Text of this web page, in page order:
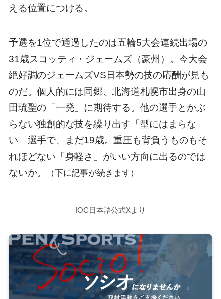
える位置につける。
予選を1位で通過したのは五輪5大会連続出場の
31歳スコッティ・ジェームズ（豪州）。今大会
絶好調のジェームズVS日本勢の技の応酬が見も
のだ。個人的には同郷、北海道札幌市出身の山
田琉聖の「一発」に期待する。他の選手とかぶ
らない独創的な技を繰り出す「型にはまらな
い」選手で、まだ19歳。重圧も背負うものもそ
れほどない「身軽さ」がいい方向に出るのでは
ないか。
（下に記事が続きます）
IOC日本語公式Xより